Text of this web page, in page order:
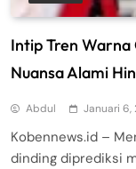
Intip Tren Warna
Nuansa Alami
Abdul Januari 6,
Kobennews.id –
dinding diprediksi